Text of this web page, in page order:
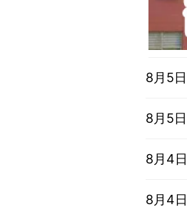
8月5
8月5
8月4
8月4